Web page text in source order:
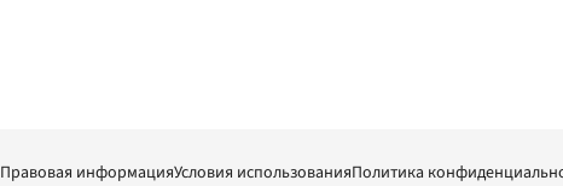
Правовая информацияУсловия использованияПолитика